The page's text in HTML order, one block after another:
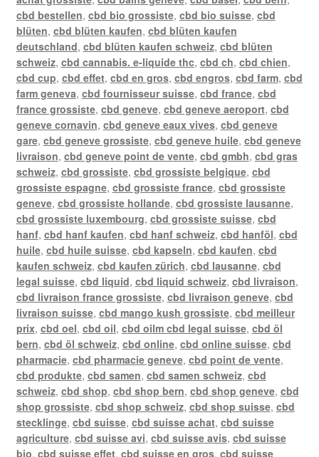
cbd bestellen, cbd bio grossiste, cbd bio suisse, cbd
blüten, cbd blüten kaufen, cbd blüten kaufen
deutschland, cbd blüten kaufen schweiz, cbd blüten
schweiz, cbd cannabis. e-liquide thc, cbd ch, cbd chien,
cbd cup, cbd effet, cbd en gros, cbd engros, cbd farm, cbd
farm geneva, cbd fournisseur suisse, cbd france, cbd
france grossiste, cbd geneve, cbd geneve aeroport, cbd
geneve cornavin, cbd geneve eaux vives, cbd geneve
gare, cbd geneve grossiste, cbd geneve huile, cbd geneve
livraison, cbd geneve point de vente, cbd gmbh, cbd gras
schweiz, cbd grossiste, cbd grossiste belgique, cbd
grossiste espagne, cbd grossiste france, cbd grossiste
geneve, cbd grossiste hollande, cbd grossiste lausanne,
cbd grossiste luxembourg, cbd grossiste suisse, cbd
hanf, cbd hanf kaufen, cbd hanf schweiz, cbd hanföl, cbd
huile, cbd huile suisse, cbd kapseln, cbd kaufen, cbd
kaufen schweiz, cbd kaufen zürich, cbd lausanne, cbd
legal suisse, cbd liquid, cbd liquid schweiz, cbd livraison,
cbd livraison france grossiste, cbd livraison geneve, cbd
livraison suisse, cbd mango kush grossiste, cbd meilleur
prix, cbd oel, cbd oil, cbd oilm cbd legal suisse, cbd öl
bern, cbd öl schweiz, cbd online, cbd online suisse, cbd
pharmacie, cbd pharmacie geneve, cbd point de vente,
cbd produkte, cbd samen, cbd samen schweiz, cbd
schweiz, cbd shop, cbd shop bern, cbd shop geneve, cbd
shop grossiste, cbd shop schweiz, cbd shop suisse, cbd
stecklinge, cbd suisse, cbd suisse achat, cbd suisse
agriculture, cbd suisse avi, cbd suisse avis, cbd suisse
bio, cbd suisse effet, cbd suisse en gros, cbd suisse